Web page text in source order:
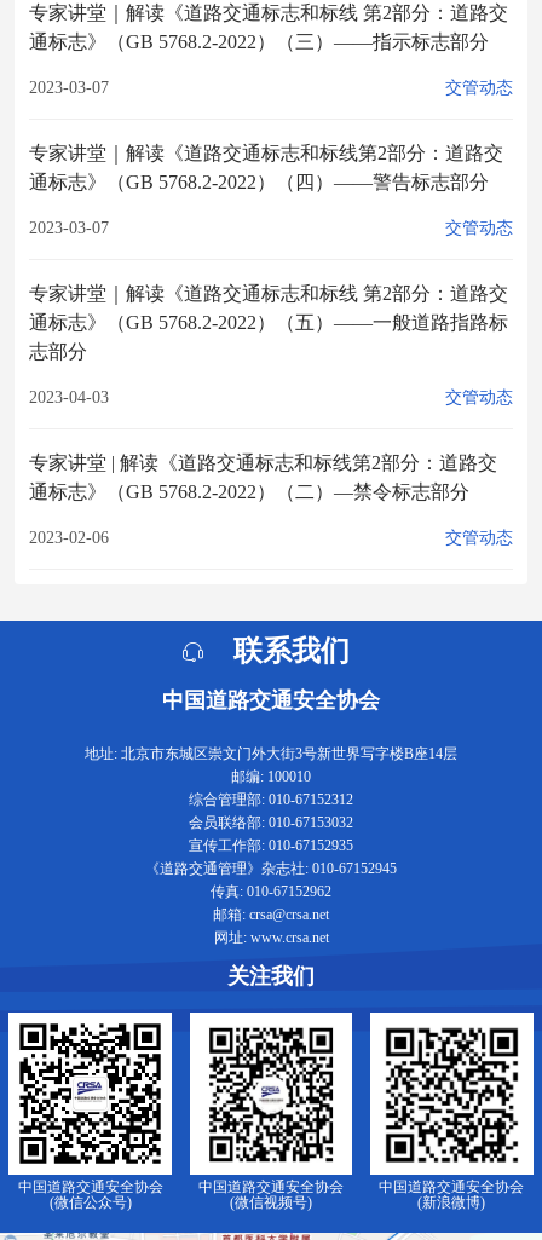
专家讲堂｜解读《道路交通标志和标线 第2部分：道路交
通标志》（GB 5768.2-2022）（三）——指示标志部分
2023-03-07 交管动态
专家讲堂｜解读《道路交通标志和标线第2部分：道路交
通标志》（GB 5768.2-2022）（四）——警告标志部分
2023-03-07 交管动态
专家讲堂｜解读《道路交通标志和标线 第2部分：道路交
通标志》（GB 5768.2-2022）（五）——一般道路指路标
志部分
2023-04-03 交管动态
专家讲堂 | 解读《道路交通标志和标线第2部分：道路交
通标志》（GB 5768.2-2022）（二）—禁令标志部分
2023-02-06 交管动态
联系我们
中国道路交通安全协会
地址: 北京市东城区崇文门外大街3号新世界写字楼B座14层
邮编: 100010
综合管理部: 010-67152312
会员联络部: 010-67153032
宣传工作部: 010-67152935
《道路交通管理》杂志社: 010-67152945
传真: 010-67152962
邮箱: crsa@crsa.net
网址: www.crsa.net
关注我们
中国道路交通安全协会
(微信公众号)
中国道路交通安全协会
(微信视频号)
中国道路交通安全协会
(新浪微博)